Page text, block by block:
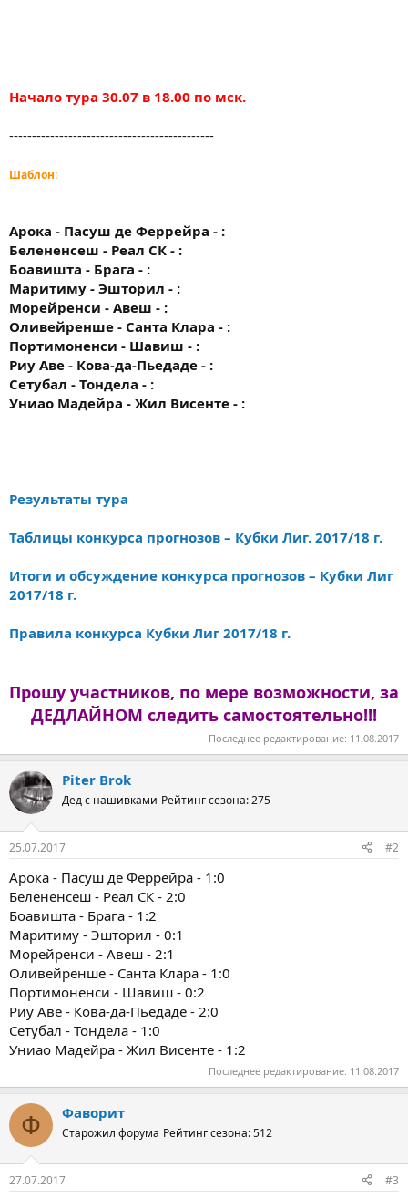
Начало тура 30.07 в 18.00 по мск.
---------------------------------------------
Шаблон:
Арока - Пасуш де Феррейра - :
Белененсеш - Реал СК - :
Боавишта - Брага - :
Маритиму - Эшторил - :
Морейренси - Авеш - :
Оливейренше - Санта Клара - :
Портимоненси - Шавиш - :
Риу Аве - Кова-да-Пьедаде - :
Сетубал - Тондела - :
Униао Мадейра - Жил Висенте - :
Результаты тура
Таблицы конкурса прогнозов – Кубки Лиг. 2017/18 г.
Итоги и обсуждение конкурса прогнозов – Кубки Лиг
2017/18 г.
Правила конкурса Кубки Лиг 2017/18 г.
Прошу участников, по мере возможности, за
ДЕДЛАЙНОМ следить самостоятельно!!!
Последнее редактирование: 11.08.2017
Piter Brok
Дед с нашивками Рейтинг сезона: 275
25.07.2017 #2
Арока - Пасуш де Феррейра - 1:0
Белененсеш - Реал СК - 2:0
Боавишта - Брага - 1:2
Маритиму - Эшторил - 0:1
Морейренси - Авеш - 2:1
Оливейренше - Санта Клара - 1:0
Портимоненси - Шавиш - 0:2
Риу Аве - Кова-да-Пьедаде - 2:0
Сетубал - Тондела - 1:0
Униао Мадейра - Жил Висенте - 1:2
Последнее редактирование: 11.08.2017
Ф Фаворит
Старожил форума Рейтинг сезона: 512
27.07.2017 #3